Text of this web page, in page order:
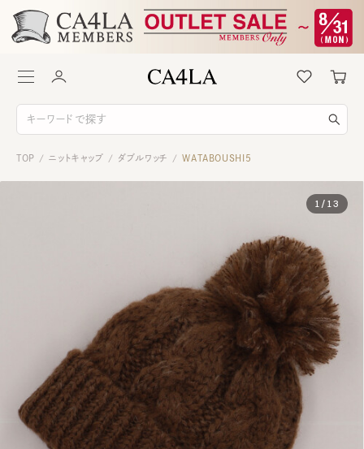
TOP / ニットキャップ / ダブルワッチ / WATABOUSHI5
1 / 13